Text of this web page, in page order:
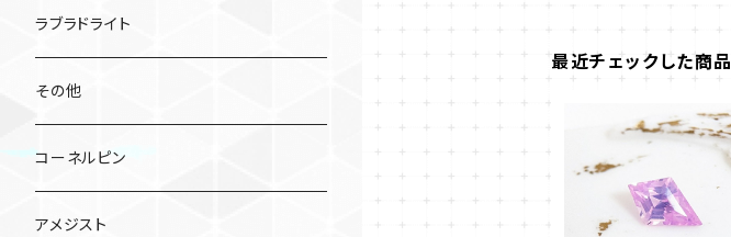
最近チェックした商品
ラブラドライト
その他
コーネルピン
アメジスト